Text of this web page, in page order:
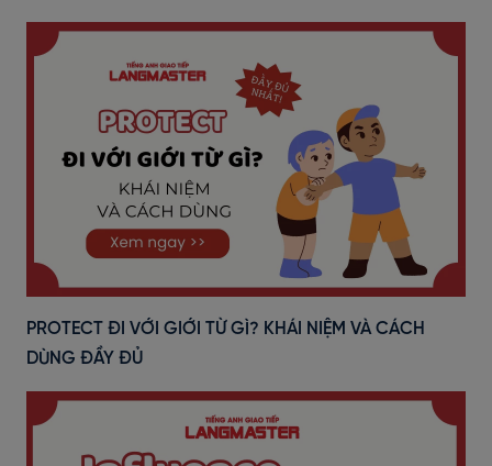
PROTECT ĐI VỚI GIỚI TỪ GÌ? KHÁI NIỆM VÀ CÁCH
DÙNG ĐẦY ĐỦ